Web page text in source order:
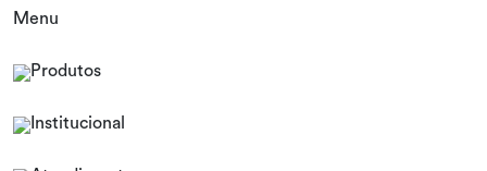
Menu
Produtos
Institucional